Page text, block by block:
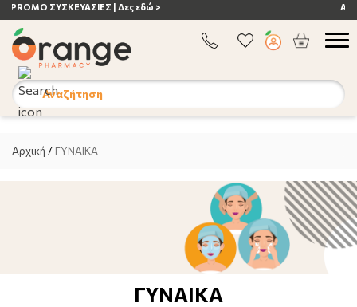
ΑΝΟΣΟΠΟΙΗΤΙΚΟ | Δες εδώ >
Αναζήτηση
Αρχική / ΓΥΝΑΙΚΑ
ΓΥΝΑΙΚΑ